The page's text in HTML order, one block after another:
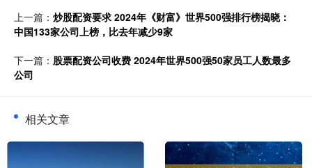
上一篇： 炒股配资要求 2024年《财富》世界500强排行榜揭晓：
中国133家公司上榜，比去年减少9家
下一篇： 股票配资公司收费 2024年世界500强50家员工人数最多
公司
相关文章